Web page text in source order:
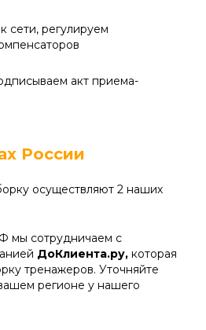
сети, регулируем
акт приема-
России
осуществляют 2 наших
мы сотрудничаем с
ДоКлиента.ру, которая
тренажеров. Уточняйте
регионе у нашего